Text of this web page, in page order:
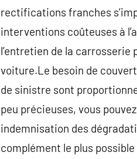
rectifications franches
interventions coûteuses à
l’entretien de la
voiture.Le besoin de
de sinistre sont
peu précieuses, vous
indemnisation des
complément le plus